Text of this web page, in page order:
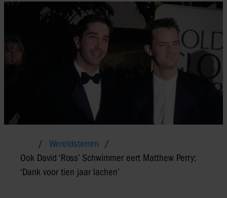
Wereldsterren
Ook David ‘Ross’ Schwimmer eert Matthew Perry:
‘Dank voor tien jaar lachen’